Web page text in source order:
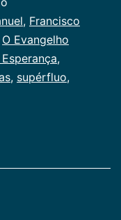
, Francisco
O Evangelho
,
, supérfluo,